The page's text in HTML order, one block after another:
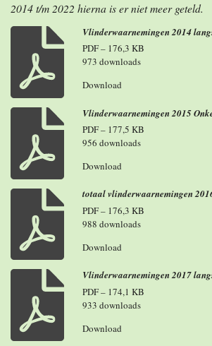
2014 t/m 2022 hierna is er niet meer geteld.
Vlinderwaarnemingen 2014
PDF – 176,3 KB
973 downloads
Download
Vlinderwaarnemingen 2015
PDF – 177,5 KB
956 downloads
Download
totaal vlinderwaarnemingen
PDF – 176,3 KB
988 downloads
Download
Vlinderwaarnemingen 2017
PDF – 174,1 KB
933 downloads
Download